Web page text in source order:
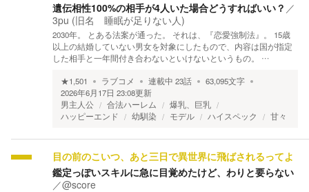
遺伝相性100%の相手が4人いた場合どうすればいい？ ／
3pu (旧名 睡眠が足りない人)
2030年。 とある法案が通った。 それは、『恋愛強制法』。 15歳
以上の結婚していない男女を対象にしたもので、内容は国が指定
した相手と一年間付き合わないといけないというもの。 …
★1,501 ラブコメ 連載中 23話 63,095文字
2026年6月17日 23:08更新
男主人公
合法ハーレム
爆乳、巨乳
ハッピーエンド
幼馴染 モデル ハイスペック 甘々
目の前のこいつ、あと三日で異世界に飛ばされるってよ
鑑定っぽいスキルに急に目覚めたけど、わりと要らない
／@score